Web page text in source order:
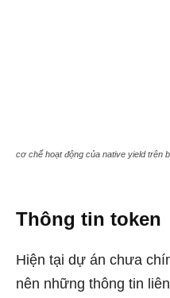
cơ chế hoạt động của native yield trên
Thông tin token
Hiện tại dự án chưa
nên những thông tin